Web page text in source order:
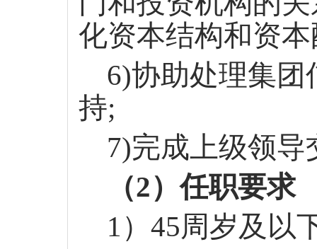
化资本结构和资
6)协助处理集
持;
7)完成上级领
（2）任职要求
1）45周岁及以